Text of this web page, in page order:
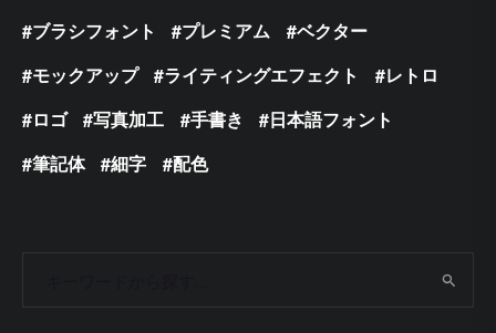
ブラシフォント
プレミアム
ベクター
モックアップ
ライティングエフェクト
レトロ
ロゴ
写真加工 手書き
日本語フォント
筆記体
細字 配色